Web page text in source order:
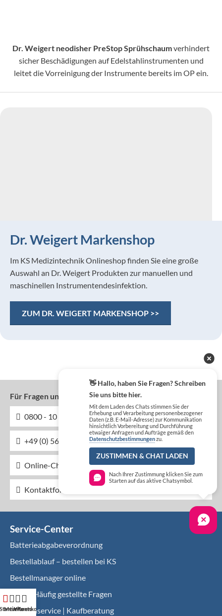
Dr. Weigert neodisher PreStop Sprühschaumverhindert
sicher Beschädigungen auf Edelstahlinstrumenten und
leitet die Vorreinigung der Instrumente bereits im OP ein.
Dr. Weigert Markenshop
Im KS Medizintechnik Onlineshop finden Sie eine große
Auswahl an Dr. Weigert Produkten zur manuellen und
maschinellen Instrumentendesinfektion.
ZUM DR. WEIGERT MARKENSHOP >>
Für Fragen und Beratung:
0800 - 10 10 871 (kostenlos DE)
+49 (0) 56 62 - 40 111-0
Online-Chat
Kontaktformular
Service-Center
Batterieabgabeverordnung
Bestellablauf – bestellen bei KS
Bestellmanager online
FAQ – Häufig gestellte Fragen
Kundenservice | Kaufberatung
Startseite
Mein Konto
Warenkorb
👋 Hallo, haben Sie Fragen? Schreiben
Sie uns bitte hier.
Mit dem Laden des Chats stimmen Sie der
Erhebung und Verarbeitung personenbezogener
Daten (z.B. E-Mail-Adresse) zur Kommunikation
hinsichtlich Vorbereitung und Durchführung
etwaiger Anfragen und Aufträge gemäß den
Datenschutzbestimmungenzu.
ZUSTIMMEN & CHAT LADEN
Nach Ihrer Zustimmung klicken Sie zum
Starten auf das aktive Chatsymbol.